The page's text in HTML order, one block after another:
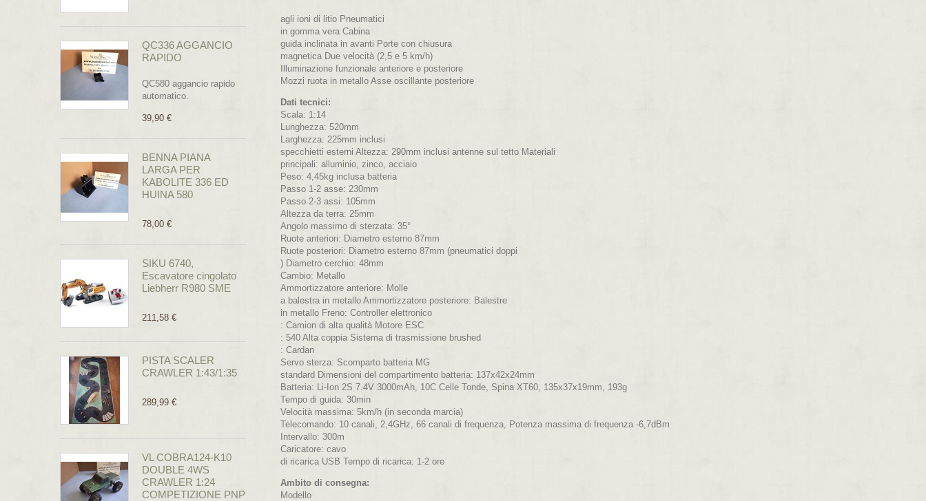
QC336 AGGANCIO
RAPIDO
QC580 aggancio rapido
automatico.
39,90 €
BENNA PIANA
LARGA PER
KABOLITE 336 ED
HUINA 580
78,00 €
SIKU 6740,
Escavatore cingolato
Liebherr R980 SME
211,58 €
PISTA SCALER
CRAWLER 1:43/1:35
289,99 €
VL COBRA124-K10
DOUBLE 4WS
CRAWLER 1:24
COMPETIZIONE PNP
agli ioni di litio Pneumatici
in gomma vera Cabina
guida inclinata in avanti Porte con chiusura
magnetica Due velocità (2,5 e 5 km/h)
Illuminazione funzionale anteriore e posteriore
Mozzi ruota in metallo Asse oscillante posteriore
Dati tecnici:
Scala: 1:14
Lunghezza: 520mm
Larghezza: 225mm inclusi
specchietti esterni Altezza: 290mm inclusi antenne sul tetto Materiali
principali: alluminio, zinco, acciaio
Peso: 4,45kg inclusa batteria
Passo 1-2 asse: 230mm
Passo 2-3 assi: 105mm
Altezza da terra: 25mm
Angolo massimo di sterzata: 35°
Ruote anteriori: Diametro esterno 87mm
Ruote posteriori: Diametro esterno 87mm (pneumatici doppi
) Diametro cerchio: 48mm
Cambio: Metallo
Ammortizzatore anteriore: Molle
a balestra in metallo Ammortizzatore posteriore: Balestre
in metallo Freno: Controller elettronico
: Camion di alta qualità Motore ESC
: 540 Alta coppia Sistema di trasmissione brushed
: Cardan
Servo sterza: Scomparto batteria MG
standard Dimensioni del compartimento batteria: 137x42x24mm
Batteria: Li-Ion 2S 7.4V 3000mAh, 10C Celle Tonde, Spina XT60, 135x37x19mm, 193g
Tempo di guida: 30min
Velocità massima: 5km/h (in seconda marcia)
Telecomando: 10 canali, 2,4GHz, 66 canali di frequenza, Potenza massima di frequenza -6,7dBm
Intervallo: 300m
Caricatore: cavo
di ricarica USB Tempo di ricarica: 1-2 ore
Ambito di consegna:
Modello